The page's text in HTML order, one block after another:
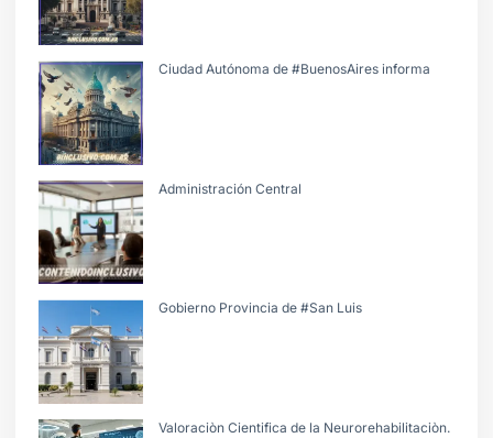
Ciudad Autónoma de #BuenosAires informa
Administración Central
Gobierno Provincia de #San Luis
Valoraciòn Cientifica de la Neurorehabilitaciòn.